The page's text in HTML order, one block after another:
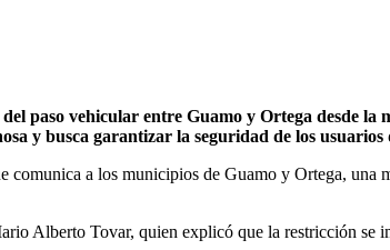
paso vehicular entre Guamo y Ortega desde la
y busca garantizar la seguridad de los usuarios
a los municipios de Guamo y Ortega, una
Alberto Tovar, quien explicó que la restricción